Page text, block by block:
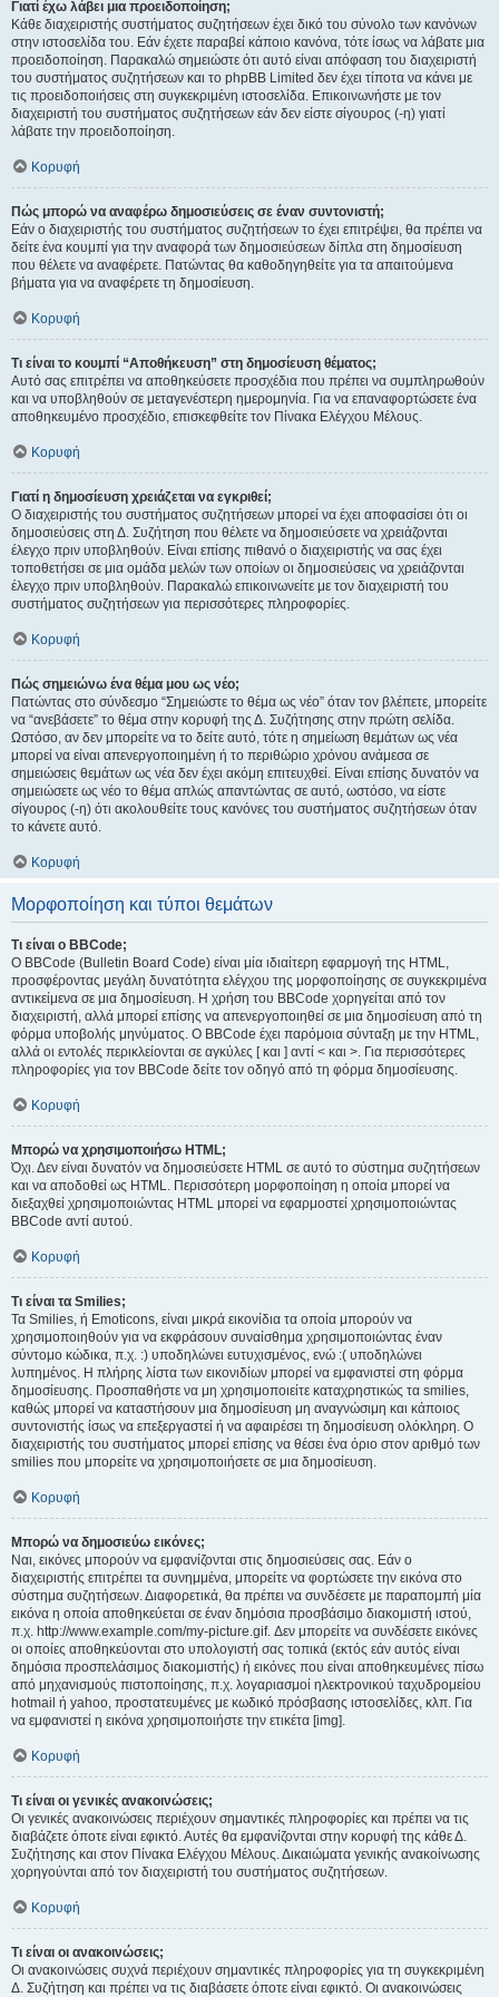
Γιατί έχω λάβει μια προειδοποίηση;
Κάθε διαχειριστής συστήματος συζητήσεων έχει δικό του σύνολο των κανόνων
στην ιστοσελίδα του. Εάν έχετε παραβεί κάποιο κανόνα, τότε ίσως να λάβατε μια
προειδοποίηση. Παρακαλώ σημειώστε ότι αυτό είναι απόφαση του διαχειριστή
του συστήματος συζητήσεων και το phpBB Limited δεν έχει τίποτα να κάνει με
τις προειδοποιήσεις στη συγκεκριμένη ιστοσελίδα. Επικοινωνήστε με τον
διαχειριστή του συστήματος συζητήσεων εάν δεν είστε σίγουρος (-η) γιατί
λάβατε την προειδοποίηση.
Κορυφή
Πώς μπορώ να αναφέρω δημοσιεύσεις σε έναν συντονιστή;
Εάν ο διαχειριστής του συστήματος συζητήσεων το έχει επιτρέψει, θα πρέπει να
δείτε ένα κουμπί για την αναφορά των δημοσιεύσεων δίπλα στη δημοσίευση
που θέλετε να αναφέρετε. Πατώντας θα καθοδηγηθείτε για τα απαιτούμενα
βήματα για να αναφέρετε τη δημοσίευση.
Κορυφή
Τι είναι το κουμπί “Αποθήκευση” στη δημοσίευση θέματος;
Αυτό σας επιτρέπει να αποθηκεύσετε προσχέδια που πρέπει να συμπληρωθούν
και να υποβληθούν σε μεταγενέστερη ημερομηνία. Για να επαναφορτώσετε ένα
αποθηκευμένο προσχέδιο, επισκεφθείτε τον Πίνακα Ελέγχου Μέλους.
Κορυφή
Γιατί η δημοσίευση χρειάζεται να εγκριθεί;
Ο διαχειριστής του συστήματος συζητήσεων μπορεί να έχει αποφασίσει ότι οι
δημοσιεύσεις στη Δ. Συζήτηση που θέλετε να δημοσιεύσετε να χρειάζονται
έλεγχο πριν υποβληθούν. Είναι επίσης πιθανό ο διαχειριστής να σας έχει
τοποθετήσει σε μια ομάδα μελών των οποίων οι δημοσιεύσεις να χρειάζονται
έλεγχο πριν υποβληθούν. Παρακαλώ επικοινωνείτε με τον διαχειριστή του
συστήματος συζητήσεων για περισσότερες πληροφορίες.
Κορυφή
Πώς σημειώνω ένα θέμα μου ως νέο;
Πατώντας στο σύνδεσμο “Σημειώστε το θέμα ως νέο” όταν τον βλέπετε, μπορείτε
να “ανεβάσετε” το θέμα στην κορυφή της Δ. Συζήτησης στην πρώτη σελίδα.
Ωστόσο, αν δεν μπορείτε να το δείτε αυτό, τότε η σημείωση θεμάτων ως νέα
μπορεί να είναι απενεργοποιημένη ή το περιθώριο χρόνου ανάμεσα σε
σημειώσεις θεμάτων ως νέα δεν έχει ακόμη επιτευχθεί. Είναι επίσης δυνατόν να
σημειώσετε ως νέο το θέμα απλώς απαντώντας σε αυτό, ωστόσο, να είστε
σίγουρος (-η) ότι ακολουθείτε τους κανόνες του συστήματος συζητήσεων όταν
το κάνετε αυτό.
Κορυφή
Μορφοποίηση και τύποι θεμάτων
Τι είναι ο BBCode;
Ο BBCode (Bulletin Board Code) είναι μία ιδιαίτερη εφαρμογή της HTML,
προσφέροντας μεγάλη δυνατότητα ελέγχου της μορφοποίησης σε συγκεκριμένα
αντικείμενα σε μια δημοσίευση. Η χρήση του BBCode χορηγείται από τον
διαχειριστή, αλλά μπορεί επίσης να απενεργοποιηθεί σε μια δημοσίευση από τη
φόρμα υποβολής μηνύματος. Ο BBCode έχει παρόμοια σύνταξη με την HTML,
αλλά οι εντολές περικλείονται σε αγκύλες [ και ] αντί < και >. Για περισσότερες
πληροφορίες για τον BBCode δείτε τον οδηγό από τη φόρμα δημοσίευσης.
Κορυφή
Μπορώ να χρησιμοποιήσω HTML;
Όχι. Δεν είναι δυνατόν να δημοσιεύσετε HTML σε αυτό το σύστημα συζητήσεων
και να αποδοθεί ως HTML. Περισσότερη μορφοποίηση η οποία μπορεί να
διεξαχθεί χρησιμοποιώντας HTML μπορεί να εφαρμοστεί χρησιμοποιώντας
BBCode αντί αυτού.
Κορυφή
Τι είναι τα Smilies;
Τα Smilies, ή Emoticons, είναι μικρά εικονίδια τα οποία μπορούν να
χρησιμοποιηθούν για να εκφράσουν συναίσθημα χρησιμοποιώντας έναν
σύντομο κώδικα, π.χ. :) υποδηλώνει ευτυχισμένος, ενώ :( υποδηλώνει
λυπημένος. Η πλήρης λίστα των εικονιδίων μπορεί να εμφανιστεί στη φόρμα
δημοσίευσης. Προσπαθήστε να μη χρησιμοποιείτε καταχρηστικώς τα smilies,
καθώς μπορεί να καταστήσουν μια δημοσίευση μη αναγνώσιμη και κάποιος
συντονιστής ίσως να επεξεργαστεί ή να αφαιρέσει τη δημοσίευση ολόκληρη. Ο
διαχειριστής του συστήματος μπορεί επίσης να θέσει ένα όριο στον αριθμό των
smilies που μπορείτε να χρησιμοποιήσετε σε μια δημοσίευση.
Κορυφή
Μπορώ να δημοσιεύω εικόνες;
Ναι, εικόνες μπορούν να εμφανίζονται στις δημοσιεύσεις σας. Εάν ο
διαχειριστής επιτρέπει τα συνημμένα, μπορείτε να φορτώσετε την εικόνα στο
σύστημα συζητήσεων. Διαφορετικά, θα πρέπει να συνδέσετε με παραπομπή μία
εικόνα η οποία αποθηκεύεται σε έναν δημόσια προσβάσιμο διακομιστή ιστού,
π.χ. http://www.example.com/my-picture.gif. Δεν μπορείτε να συνδέσετε εικόνες
οι οποίες αποθηκεύονται στο υπολογιστή σας τοπικά (εκτός εάν αυτός είναι
δημόσια προσπελάσιμος διακομιστής) ή εικόνες που είναι αποθηκευμένες πίσω
από μηχανισμούς πιστοποίησης, π.χ. λογαριασμοί ηλεκτρονικού ταχυδρομείου
hotmail ή yahoo, προστατευμένες με κωδικό πρόσβασης ιστοσελίδες, κλπ. Για
να εμφανιστεί η εικόνα χρησιμοποιήστε την ετικέτα [img].
Κορυφή
Τι είναι οι γενικές ανακοινώσεις;
Οι γενικές ανακοινώσεις περιέχουν σημαντικές πληροφορίες και πρέπει να τις
διαβάζετε όποτε είναι εφικτό. Αυτές θα εμφανίζονται στην κορυφή της κάθε Δ.
Συζήτησης και στον Πίνακα Ελέγχου Μέλους. Δικαιώματα γενικής ανακοίνωσης
χορηγούνται από τον διαχειριστή του συστήματος συζητήσεων.
Κορυφή
Τι είναι οι ανακοινώσεις;
Οι ανακοινώσεις συχνά περιέχουν σημαντικές πληροφορίες για τη συγκεκριμένη
Δ. Συζήτηση και πρέπει να τις διαβάσετε όποτε είναι εφικτό. Οι ανακοινώσεις